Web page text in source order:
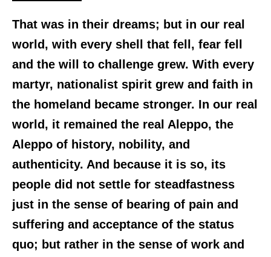
That was in their dreams; but in our real
world, with every shell that fell, fear fell
and the will to challenge grew. With every
martyr, nationalist spirit grew and faith in
the homeland became stronger. In our real
world, it remained the real Aleppo, the
Aleppo of history, nobility, and
authenticity. And because it is so, its
people did not settle for steadfastness
just in the sense of bearing of pain and
suffering and acceptance of the status
quo; but rather in the sense of work and